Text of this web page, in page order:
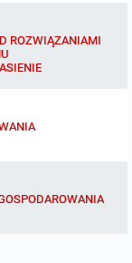
odprowadzania
ROZWIĄZANIAMI